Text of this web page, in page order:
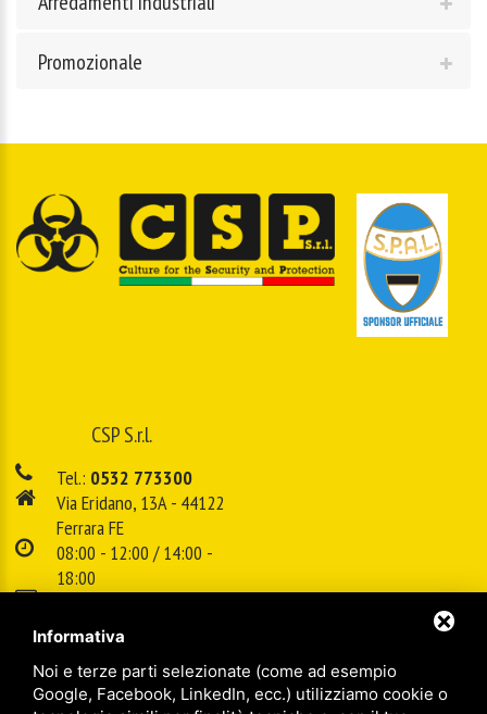
Promozionale
CSP S.r.l.
Tel.: 0532 773300
Via Eridano, 13A - 44122
Ferrara FE
08:00 - 12:00 / 14:00 -
18:00
info@cspsrl.biz
Sitemap / Privacy policy/Legal
Informativa
Noi e terze parti selezionate (come ad esempio
Google, Facebook, LinkedIn, ecc.) utilizziamo cookie o